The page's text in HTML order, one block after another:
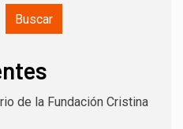
Buscar
de la Fundación Cristina